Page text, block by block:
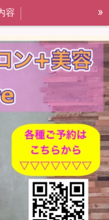
容
大人の洋裁教室 出張レッスン 大阪
ご紹介
»